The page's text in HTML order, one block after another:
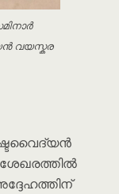
വയസ്കര
ശേഖരത്തിൽ